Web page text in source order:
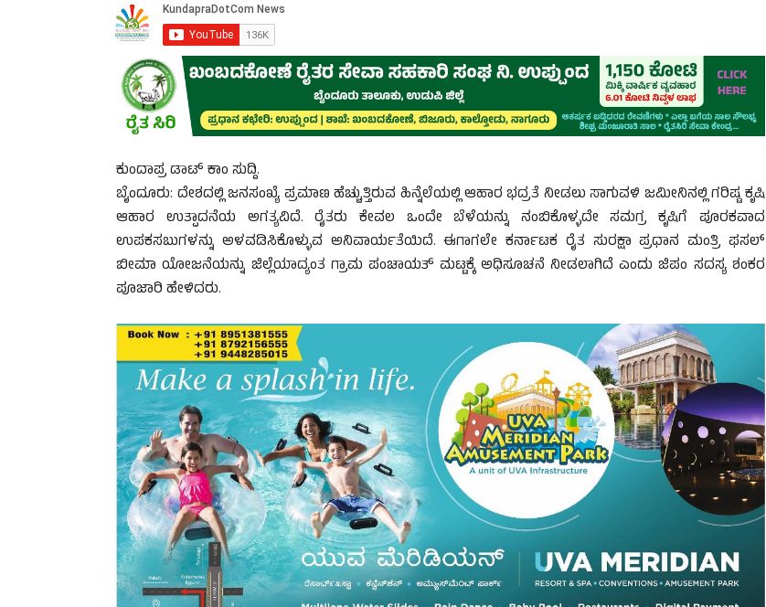
ಕುಂದಾಪ್ರ ಡಾಟ್ ಕಾಂ ಸುದ್ದಿ.
ಬೈಂದೂರು: ದೇಶದಲ್ಲಿ ಜನಸಂಖ್ಯೆ ಪ್ರಮಾಣ ಹೆಚ್ಚುತ್ತಿರುವ ಹಿನ್ನೆಲೆಯಲ್ಲಿ ಆಹಾರ ಭದ್ರತೆ ನೀಡಲು ಸಾಗುವಳಿ ಜಮೀನಿನಲ್ಲಿ ಗರಿಷ್ಟ ಕೃಷಿ
ಆಹಾರ ಉತ್ಪಾದನೆಯ ಅಗತ್ಯವಿದೆ. ರೈತರು ಕೇವಲ ಒಂದೇ ಬೆಳೆಯನ್ನು ನಂಬಿಕೊಳ್ಳದೇ ಸಮಗ್ರ ಕೃಷಿಗೆ ಪೂರಕವಾದ
ಉಪಕಸಬುಗಳನ್ನು ಅಳವಡಿಸಿಕೊಳ್ಳುವ ಅನಿವಾರ್ಯತೆಯಿದೆ. ಈಗಾಗಲೇ ಕರ್ನಾಟಕ ರೈತ ಸುರಕ್ಷಾ ಪ್ರಧಾನ ಮಂತ್ರಿ ಫಸಲ್
ಬೀಮಾ ಯೋಜನೆಯನ್ನು ಜಿಲ್ಲೆಯಾದ್ಯಂತ ಗ್ರಾಮ ಪಂಚಾಯತ್ ಮಟ್ಟಕ್ಕೆ ಅಧಿಸೂಚನೆ ನೀಡಲಾಗಿದೆ ಎಂದು ಜಿಪಂ ಸದಸ್ಯ ಶಂಕರ
ಪೂಜಾರಿ ಹೇಳಿದರು.